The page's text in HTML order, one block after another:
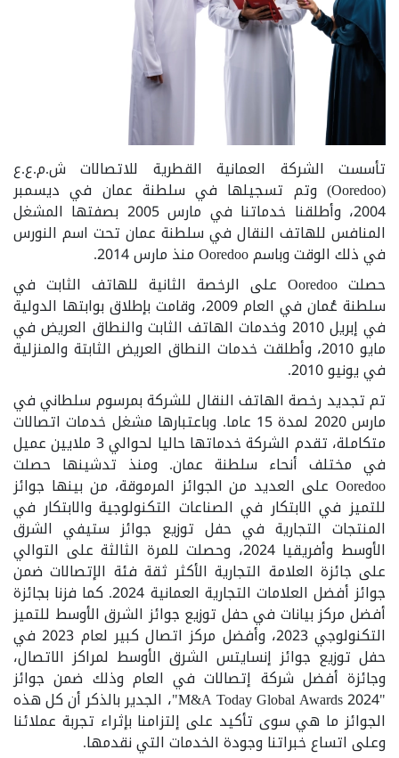
تأسست الشركة العمانية القطرية للاتصالات ش.م.ع.ع
(Ooredoo) وتم تسجيلها في سلطنة عمان في ديسمبر
2004، وأطلقنا خدماتنا في مارس 2005 بصفتها المشغل
المنافس للهاتف النقال في سلطنة عمان تحت اسم النورس
في ذلك الوقت وباسم Ooredoo منذ مارس 2014.
حصلت Ooredoo على الرخصة الثانية للهاتف الثابت في
سلطنة عُمان في العام 2009، وقامت بإطلاق بوابتها الدولية
في إبريل 2010 وخدمات الهاتف الثابت والنطاق العريض في
مايو 2010، وأطلقت خدمات النطاق العريض الثابتة والمنزلية
في يونيو 2010.
تم تجديد رخصة الهاتف النقال للشركة بمرسوم سلطاني في
مارس 2020 لمدة 15 عاما. وباعتبارها مشغل خدمات اتصالات
متكاملة، تقدم الشركة خدماتها حاليا لحوالي 3 ملايين عميل
في مختلف أنحاء سلطنة عمان. ومنذ تدشينها حصلت
Ooredoo على العديد من الجوائز المرموقة، من بينها جوائز
للتميز في الابتكار في الصناعات التكنولوجية والابتكار في
المنتجات التجارية في حفل توزيع جوائز ستيفي الشرق
الأوسط وأفريقيا 2024، وحصلت للمرة الثالثة على التوالي
على جائزة العلامة التجارية الأكثر ثقة فئة الإتصالات ضمن
جوائز أفضل العلامات التجارية العمانية 2024. كما فزنا بجائزة
أفضل مركز بيانات في حفل توزيع جوائز الشرق الأوسط للتميز
التكنولوجي 2023، وأفضل مركز اتصال كبير لعام 2023 في
حفل توزيع جوائز إنسايتس الشرق الأوسط لمراكز الاتصال،
وجائزة أفضل شركة إتصالات في العام وذلك ضمن جوائز
"M&A Today Global Awards 2024"، الجدير بالذكر أن كل هذه
الجوائز ما هي سوى تأكيد على إلتزامنا بإثراء تجربة عملائنا
وعلى اتساع خبراتنا وجودة الخدمات التي نقدمها.